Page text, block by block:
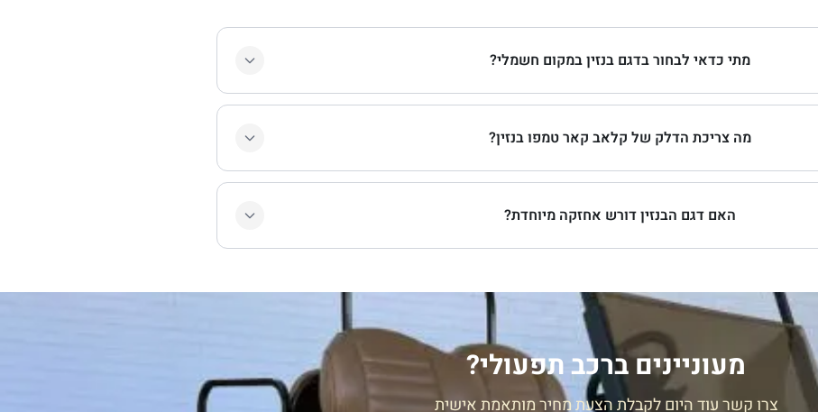
מתי כדאי לבחור בדגם בנזין במקום חשמלי?
מה צריכת הדלק של קלאב קאר טמפו בנזין?
האם דגם הבנזין דורש אחזקה מיוחדת?
מעוניינים ברכב תפעולי?
צרו קשר עוד היום לקבלת הצעת מחיר מותאמת אישית